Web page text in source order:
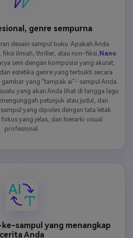
genre sempurna
desain sampul buku. Apakah Anda
fiksi ilmiah, thriller, atau non-fiksi, Nano
seni dengan komposisi yang akurat,
estetika genre yang terbukti secara
yang "tampak ai"- sampul Anda
yang akan Anda lihat di tangga lagu
petunjuk atau judul, dan
yang dipoles dengan tata letak
yang jelas, dan hierarki visual
profesional.
sampul yang menangkap
cerita Anda